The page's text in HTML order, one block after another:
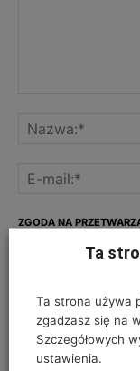
ZGODA NA
Twój adres e-mail nie
spamu. Pola, których
symbolem*.
I have read and
Ta
Ta strona używa
zgadzasz się na
Szczegółowych
ustawienia.